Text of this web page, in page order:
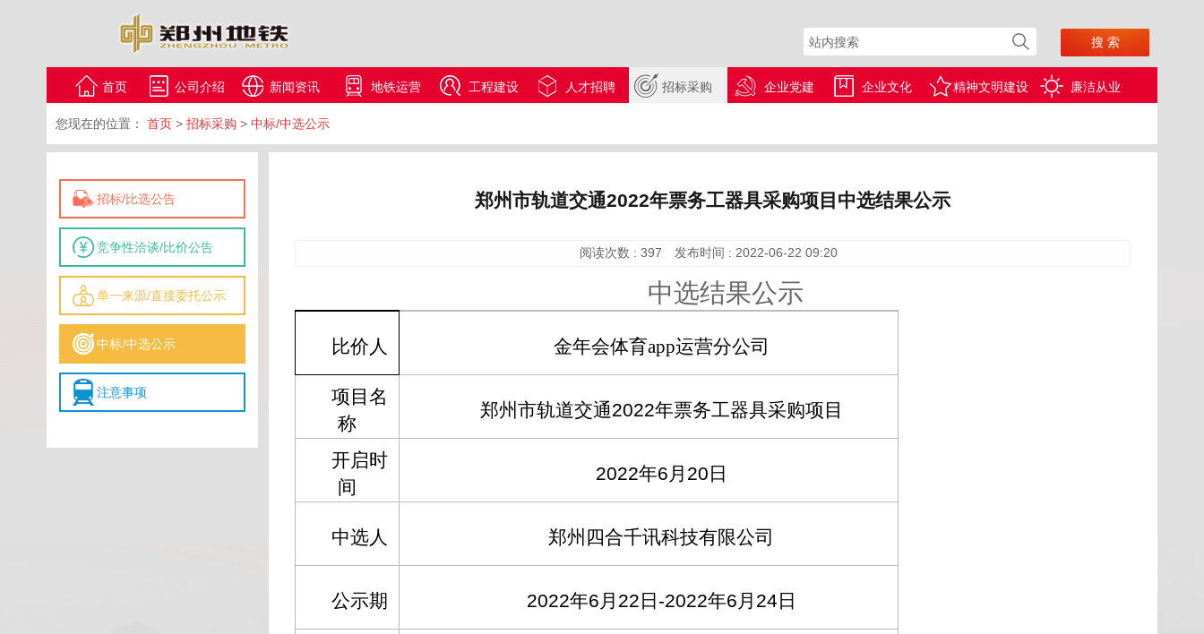
首页 公司介绍 新闻资讯 地铁运营 工程建设 人才招聘 招标采购 企业党建 企业文化 精神文明建设 廉洁从业
您现在的位置： 首页 > 招标采购 > 中标/中选公示
招标/比选公告
竞争性洽谈/比价公告
单一来源/直接委托公示
中标/中选公示
注意事项
郑州市轨道交通2022年票务工器具采购项目中选结果公示
阅读次数 : 397 发布时间 : 2022-06-22 09:20
中选结果公示
比价人 金年会体育app运营分公司
项目名
称
郑州市轨道交通2022年票务工器具采购项目
开启时
间
2022年6月 20 日
中选人 郑州四合千讯科技有限公司
公示期 2022年6月 22 日 -2022年6月 24 日